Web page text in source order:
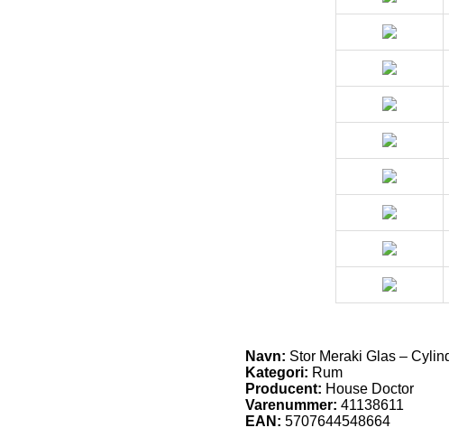
Navn: Stor Meraki Glas –
Kategori: Rum
Producent: House Doctor
Varenummer: 41138611
EAN: 5707644548664